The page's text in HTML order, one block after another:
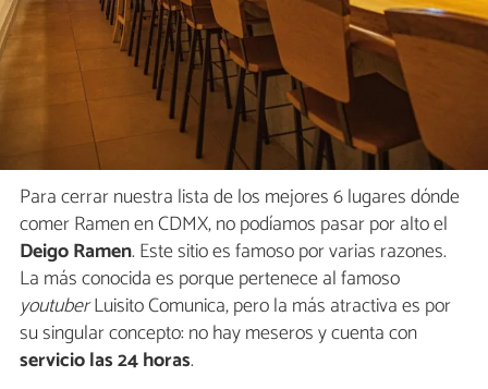
Para cerrar nuestra lista de los mejores 6 lugares dónde
comer Ramen en CDMX, no podíamos pasar por alto el
Deigo Ramen. Este sitio es famoso por varias razones.
La más conocida es porque pertenece al famoso
youtuberLuisito Comunica, pero la más atractiva es por
su singular concepto: no hay meseros y cuenta con
servicio las 24 horas.